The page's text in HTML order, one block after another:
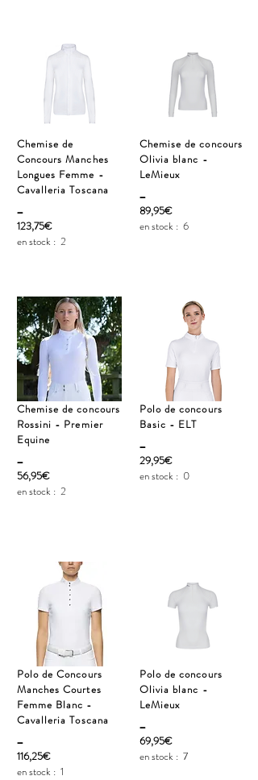
Chemise de
Concours Manches
Longues Femme -
Cavalleria Toscana
_
123,75€
en stock : 2
Chemise de concours
Rossini - Premier
Equine
_
56,95€
en stock : 2
Polo de Concours
Manches Courtes
Femme Blanc -
Cavalleria Toscana
_
116,25€
en stock : 1
Chemise de concours
Olivia blanc -
LeMieux
_
89,95€
en stock : 6
Polo de concours
Basic - ELT
_
29,95€
en stock : 0
Polo de concours
Olivia blanc -
LeMieux
_
69,95€
en stock : 7